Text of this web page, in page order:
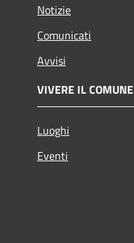
Notizie
Comunicati
Avvisi
VIVERE IL COMUNE
Luoghi
Eventi